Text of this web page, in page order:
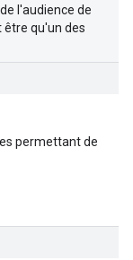
l'audience de
être qu'un des
permettant de